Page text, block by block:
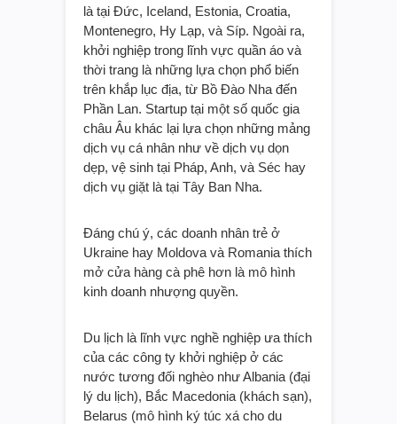
là tại Đức, Iceland, Estonia, Croatia,
Montenegro, Hy Lạp, và Síp. Ngoài ra,
khởi nghiệp trong lĩnh vực quần áo và
thời trang là những lựa chọn phổ biến
trên khắp lục địa, từ Bồ Đào Nha đến
Phần Lan. Startup tại một số quốc gia
châu Âu khác lại lựa chọn những mảng
dịch vụ cá nhân như về dịch vụ dọn
dẹp, vệ sinh tại Pháp, Anh, và Séc hay
dịch vụ giặt là tại Tây Ban Nha.
Đáng chú ý, các doanh nhân trẻ ở
Ukraine hay Moldova và Romania thích
mở cửa hàng cà phê hơn là mô hình
kinh doanh nhượng quyền.
Du lịch là lĩnh vực nghề nghiệp ưa thích
của các công ty khởi nghiệp ở các
nước tương đối nghèo như Albania (đại
lý du lịch), Bắc Macedonia (khách sạn),
Belarus (mô hình ký túc xá cho du